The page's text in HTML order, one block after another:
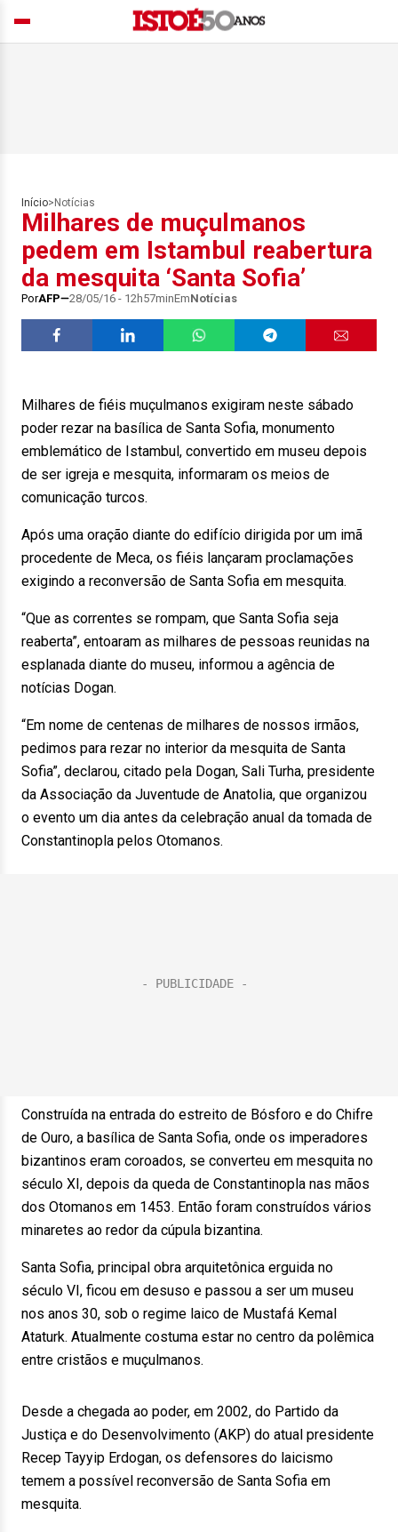
Início> Notícias
Milhares de muçulmanos
pedem em Istambul reabertura
da mesquita ‘Santa Sofia’
PorAFP 28/05/16 - 12h57minEmNotícias
Milhares de fiéis muçulmanos exigiram neste sábado
poder rezar na basílica de Santa Sofia, monumento
emblemático de Istambul, convertido em museu depois
de ser igreja e mesquita, informaram os meios de
comunicação turcos.
Após uma oração diante do edifício dirigida por um imã
procedente de Meca, os fiéis lançaram proclamações
exigindo a reconversão de Santa Sofia em mesquita.
“Que as correntes se rompam, que Santa Sofia seja
reaberta”, entoaram as milhares de pessoas reunidas na
esplanada diante do museu, informou a agência de
notícias Dogan.
“Em nome de centenas de milhares de nossos irmãos,
pedimos para rezar no interior da mesquita de Santa
Sofia”, declarou, citado pela Dogan, Sali Turha, presidente
da Associação da Juventude de Anatolia, que organizou
o evento um dia antes da celebração anual da tomada de
Constantinopla pelos Otomanos.
Construída na entrada do estreito de Bósforo e do Chifre
de Ouro, a basílica de Santa Sofia, onde os imperadores
bizantinos eram coroados, se converteu em mesquita no
século XI, depois da queda de Constantinopla nas mãos
dos Otomanos em 1453. Então foram construídos vários
minaretes ao redor da cúpula bizantina.
Santa Sofia, principal obra arquitetônica erguida no
século VI, ficou em desuso e passou a ser um museu
nos anos 30, sob o regime laico de Mustafá Kemal
Ataturk. Atualmente costuma estar no centro da polêmica
entre cristãos e muçulmanos.
Desde a chegada ao poder, em 2002, do Partido da
Justiça e do Desenvolvimento (AKP) do atual presidente
Recep Tayyip Erdogan, os defensores do laicismo
temem a possível reconversão de Santa Sofia em
mesquita.